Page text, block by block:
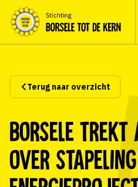
Terug naar overzicht
Borsele trekt
over stapeling